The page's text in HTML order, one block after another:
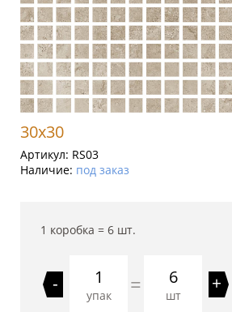
30x30
Артикул: RS03
Наличие: под заказ
1 коробка = 6 шт.
-
упак = 6
шт
+